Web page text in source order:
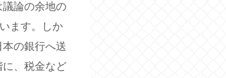
論の余地の
ます。しか
の銀行へ送
、税金など